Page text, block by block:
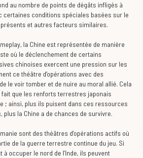
au nombre de points de dégâts infligés à
certaines conditions spéciales basées sur le
et autres facteurs similaires.
la Chine est représentée de manière
où le déclenchement de certains
chinoises exercent une pression sur les
ce théâtre d’opérations avec des
le voir tomber et de nuire au moral allié. Cela
que les renforts terrestres japonais
; ainsi, plus ils puisent dans ces ressources
la Chine a de chances de survivre.
sont des théâtres d’opérations actifs où
de la guerre terrestre continue du jeu. Si
occuper le nord de l’Inde, ils peuvent